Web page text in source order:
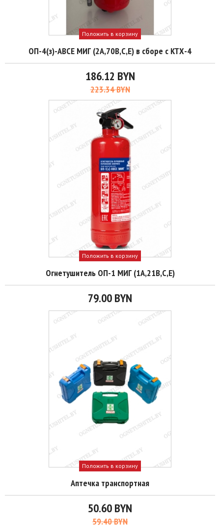
Положить в корзину
ОП-4(з)-АВСЕ МИГ (2А,70В,С,Е) в сборе с КТХ-4
186.12 BYN
223.34 BYN
Положить в корзину
Огнетушитель ОП-1 МИГ (1А,21B,С,Е)
79.00 BYN
Положить в корзину
Аптечка транспортная
50.60 BYN
59.40 BYN